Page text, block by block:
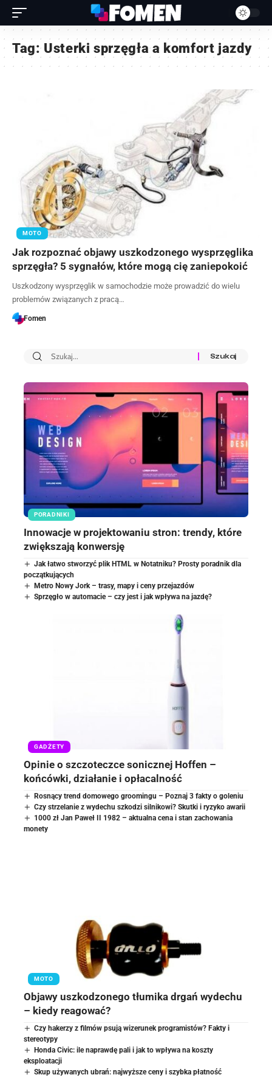
Tag: Usterki sprzęgła a komfort jazdy
MOTO
Jak rozpoznać objawy uszkodzonego wysprzęglika
sprzęgła? 5 sygnałów, które mogą cię zaniepokoić
Uszkodzony wysprzęglik w samochodzie może prowadzić do wielu
problemów związanych z pracą…
Fomen
PORADNIKI
Innowacje w projektowaniu stron: trendy, które
zwiększają konwersję
Jak łatwo stworzyć plik HTML w Notatniku? Prosty poradnik dla
początkujących
Metro Nowy Jork – trasy, mapy i ceny przejazdów
Sprzęgło w automacie – czy jest i jak wpływa na jazdę?
GADŻETY
Opinie o szczoteczce sonicznej Hoffen –
końcówki, działanie i opłacalność
Rosnący trend domowego groomingu – Poznaj 3 fakty o goleniu
Czy strzelanie z wydechu szkodzi silnikowi? Skutki i ryzyko awarii
1000 zł Jan Paweł II 1982 – aktualna cena i stan zachowania
monety
MOTO
Objawy uszkodzonego tłumika drgań wydechu
– kiedy reagować?
Czy hakerzy z filmów psują wizerunek programistów? Fakty i
stereotypy
Honda Civic: ile naprawdę pali i jak to wpływa na koszty
eksploatacji
Skup używanych ubrań: najwyższe ceny i szybka płatność